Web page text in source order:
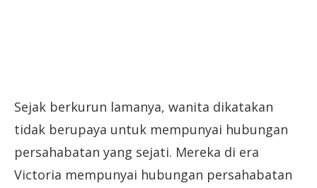
Sejak berkurun lamanya, wanita dikatakan
tidak berupaya untuk mempunyai hubungan
persahabatan yang sejati. Mereka di era
Victoria mempunyai hubungan persahabatan